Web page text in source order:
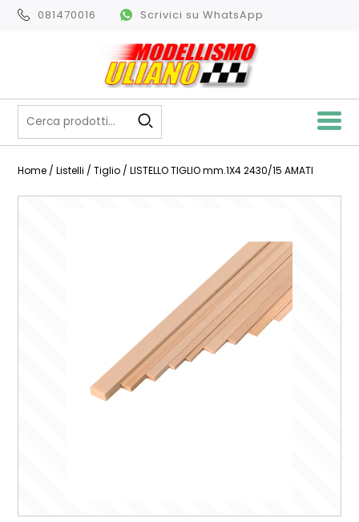
081470016 Scrivici su WhatsApp
Home /Listelli /Tiglio / LISTELLO TIGLIO mm.1X4 2430/15 AMATI